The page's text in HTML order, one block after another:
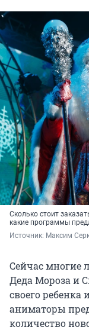
Сколько стоит
какие программы
Источник: Максим
Сейчас многие
Деда Мороза и
своего ребенка
аниматоры
количество